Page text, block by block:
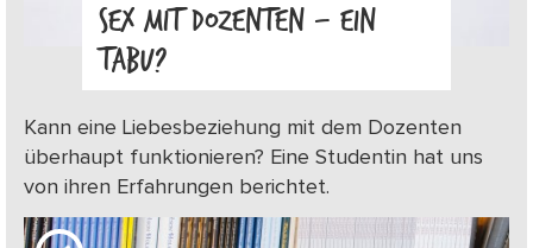
SEX MIT DOZENTEN – EIN
TABU?
Kann eine Liebesbeziehung mit dem Dozenten
überhaupt funktionieren? Eine Studentin hat uns
von ihren Erfahrungen berichtet.